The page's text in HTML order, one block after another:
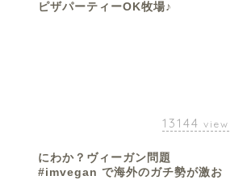
ピザパーティーOK牧場♪
13144 view
にわか？ヴィーガン問題
#imvegan で海外のガチ勢が激お